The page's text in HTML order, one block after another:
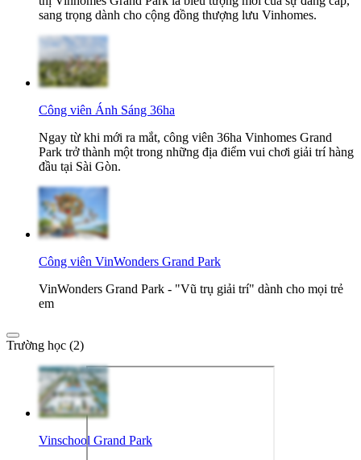
sang trọng dành cho cộng đồng thượng lưu Vinhomes.
Công viên Ánh Sáng 36ha
Ngay từ khi mới ra mắt, công viên 36ha Vinhomes Grand
Park trở thành một trong những địa điểm vui chơi giải trí hàng
đầu tại Sài Gòn.
Công viên VinWonders Grand Park
VinWonders Grand Park - "Vũ trụ giải trí" dành cho mọi trẻ
em
Trường học (2)
Vinschool Grand Park